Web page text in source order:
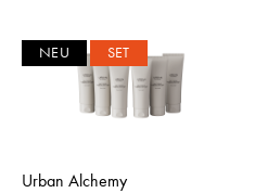
NEU SET
Urban Alchemy